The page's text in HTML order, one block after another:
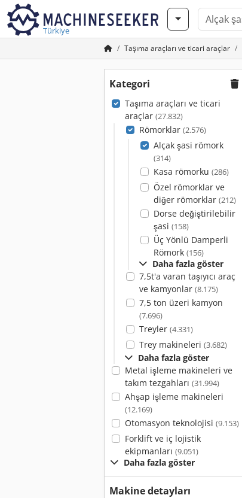
Türkiye
Taşıma araçları ve ticari araçlar
Kategori
Taşıma araçları ve ticari
araçlar (27.832)
Römorklar (2.576)
Alçak şasi römork
(314)
Kasa römorku (286)
Özel römorklar ve
diğer römorklar (212)
Dorse değiştirilebilir
şasi (158)
Üç Yönlü Damperli
Römork (156)
Daha fazla göster
7,5t'a varan taşıyıcı araç
ve kamyonlar (8.175)
7,5 ton üzeri kamyon
(7.696)
Treyler (4.331)
Trey makineleri (3.682)
Daha fazla göster
Metal işleme makineleri ve
takım tezgahları (31.994)
Ahşap işleme makineleri
(12.169)
Otomasyon teknolojisi (9.153)
Forklift ve iç lojistik
ekipmanları (9.051)
Daha fazla göster
Makine detayları